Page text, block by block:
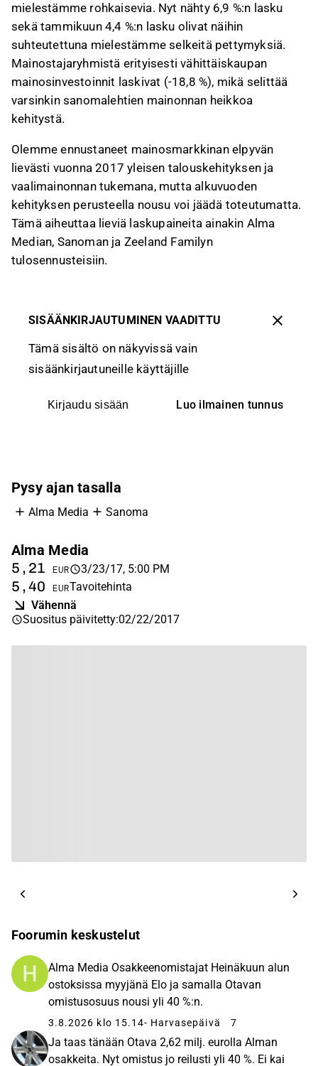
mielestämme rohkaisevia. Nyt nähty 6,9 %:n lasku
sekä tammikuun 4,4 %:n lasku olivat näihin
suhteutettuna mielestämme selkeitä pettymyksiä.
Mainostajaryhmistä erityisesti vähittäiskaupan
mainosinvestoinnit laskivat (-18,8 %), mikä selittää
varsinkin sanomalehtien mainonnan heikkoa
kehitystä.
Olemme ennustaneet mainosmarkkinan elpyvän
lievästi vuonna 2017 yleisen talouskehityksen ja
vaalimainonnan tukemana, mutta alkuvuoden
kehityksen perusteella nousu voi jäädä toteutumatta.
Tämä aiheuttaa lieviä laskupaineita ainakin Alma
Median, Sanoman ja Zeeland Familyn
tulosennusteisiin.
SISÄÄNKIRJAUTUMINEN VAADITTU
Tämä sisältö on näkyvissä vain
sisäänkirjautuneille käyttäjille
Kirjaudu sisään Luo ilmainen tunnus
Pysy ajan tasalla
Alma Media Sanoma
Alma Media
5,21 EUR 3/23/17, 5:00 PM
5,40 EURTavoitehinta
Vähennä
Suositus päivitetty:02/22/2017
Foorumin keskustelut
Alma Media Osakkeenomistajat Heinäkuun alun
ostoksissa myyjänä Elo ja samalla Otavan
omistusosuus nousi yli 40 %:n.
3.8.2026 klo 15.14- Harvasepäivä 7
Ja taas tänään Otava 2,62 milj. eurolla Alman
osakkeita. Nyt omistus jo reilusti yli 40 %. Ei kai